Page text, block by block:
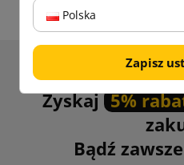
Otrzymuj informacje o
Zyskaj 5%
Bądź
Polska
Zapisz